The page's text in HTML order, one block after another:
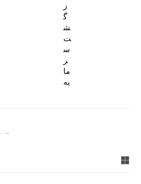
ز
گ
ش
ت
س
ر
ما
یه